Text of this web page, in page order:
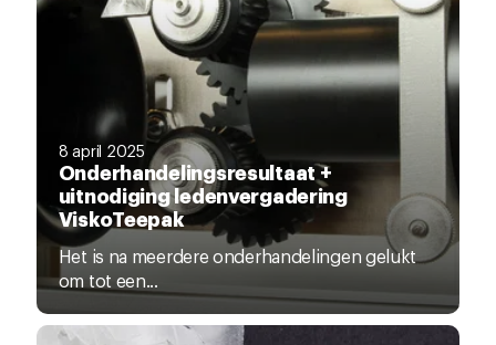
8 april 2025
Onderhandelingsresultaat +
uitnodiging ledenvergadering
ViskoTeepak
Het is na meerdere onderhandelingen gelukt
om tot een...